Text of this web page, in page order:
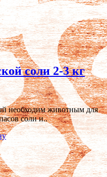
соли 2-3 кг
необходим животным для
соли и..